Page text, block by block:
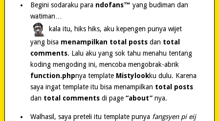
Begini sodaraku para ndofans™ yang budiman dan
watiman…
kala itu, hiks hiks, aku kepengen punya wijet
yang bisa menampilkan total posts dan total
comments. Lalu aku yang sok tahu menahu tentang
koding mengoding ini, mencoba mengobrak-abrik
function.phpnya template Mistylookku dulu. Karena
saya ingat template itu bisa menampilkan total posts
dan total comments di page“about” nya.
Walhasil, saya preteli itu template punya fangsyen pi eij